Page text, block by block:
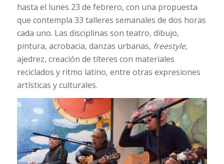
hasta el lunes 23 de febrero, con una propuesta
que contempla 33 talleres semanales de dos horas
cada uno. Las disciplinas son teatro, dibujo,
pintura, acrobacia, danzas urbanas, freestyle,
ajedrez, creación de títeres con materiales
reciclados y ritmo latino, entre otras expresiones
artísticas y culturales.